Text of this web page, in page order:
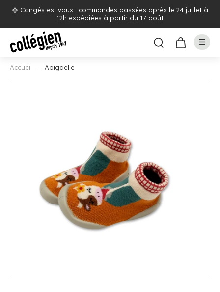
🌞 Congés estivaux : commandes passées après le 24 juillet à
12h expédiées à partir du 17 août
Accueil Abigaelle